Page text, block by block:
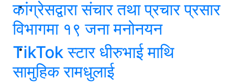
कांग्रेसद्वारा संचार तथा प्रचार प्रसार
विभागमा १९ जना मनोनयन
TikTok स्टार धीरुभाई माथि
सामुहिक रामधुलाई